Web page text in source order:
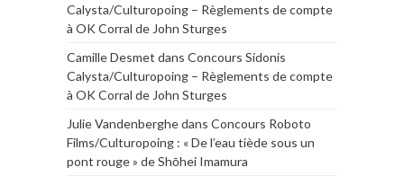
Calysta/Culturopoing – Règlements de compte
à OK Corral de John Sturges
Camille Desmet dans Concours Sidonis
Calysta/Culturopoing – Règlements de compte
à OK Corral de John Sturges
Julie Vandenberghedans Concours Roboto
Films/Culturopoing : « De l’eau tiède sous un
pont rouge » de Shōhei Imamura